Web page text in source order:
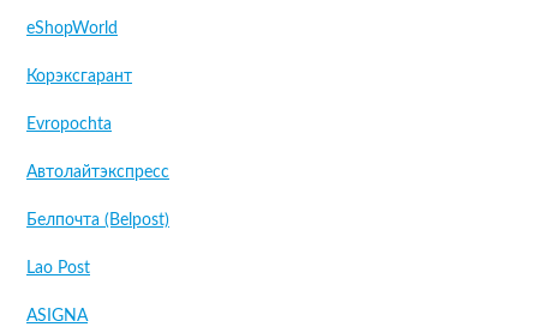
eShopWorld
Корэксгарант
Evropochta
Автолайтэкспресс
Белпочта (Belpost)
Lao Post
ASIGNA